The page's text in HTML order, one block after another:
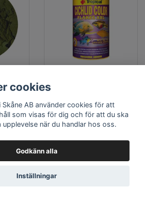
ml
I KORGEN
Storlek: 1000 ml
Färförgstärkande foder
cookies
AB använder cookies för att
som visas för dig och för att du ska
när du handlar hos oss.
Godkänn alla
Inställningar